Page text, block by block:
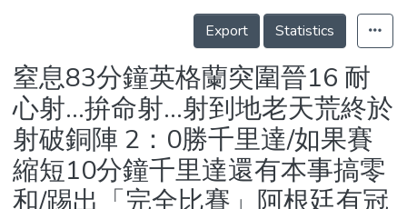
Statistics
Details
Export
Statistics
窒息83分鐘英格蘭突圍晉16 耐
心射…拚命射…射到地老天荒終於
射破銅陣 2：0勝千里達/如果賽
縮短10分鐘千里達還有本事搞零
和/踢出「完全比賽」阿根廷有冠